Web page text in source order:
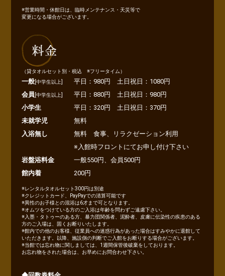
※営業時間・休館日は、臨時メンテナンス・天災等で
変更になる場合がございます。
（貸タオルセット別・税込 ※フリータイム）
一般[中学生以上]
平日：980円 土日祝日：1080円
会員 [中学生以上]
平日：880円 土日祝日：980円
小学生
平日：320円 土日祝日：370円
未就学児
無料
入浴無し
無料 食事、リラクゼーション利用
※入館時フロントにてお申し付け下さい
岩盤浴料金
一般550円、会員500円
館内着
200円
※レンタルタオルセット300円は別途
※クレジットカード、PayPayでの清算可能です
※異性のお子様との混浴は6才まで可となります。
※オムツをつけている方のご入浴は年齢を問わずご遠慮下さい。
※入墨・タトゥーのある方、暴力団関係者、泥酔者、皮膚に伝染性の疾患のある
方のご入場は、固くお断りいたします。
※館内での他のお客様、従業員への迷惑行為があった場合はすみやかに退館して
いただきます。以降、施設側の判断でご入館をお断りする場合がございます。
※当館では忘れ物に関しましては、1週間保管後破棄をしております。
お忘れ物をされた場合は、お早めにお問合わせ下さい。